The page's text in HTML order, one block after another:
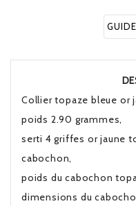
Collier topaze bleue or
poids 2.90 grammes,
serti 4 griffes or jaune
cabochon,
poids du cabochon
dimensions du